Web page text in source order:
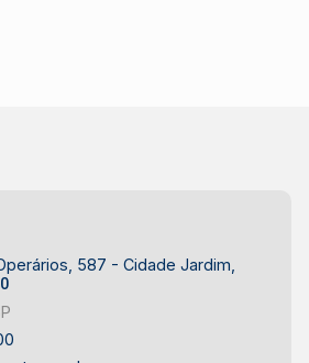
587 - Cidade Jardim,